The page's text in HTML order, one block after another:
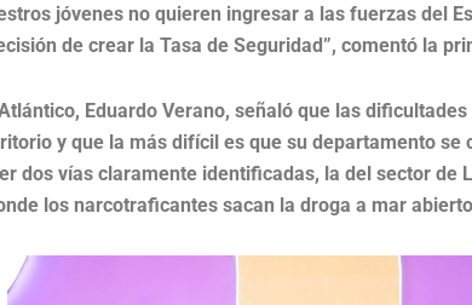
jóvenes no quieren ingresar a las fuerzas del
de crear la Tasa de Seguridad”, comentó la
Eduardo Verano, señaló que las
y que la más difícil es que su departamento se
dos vías claramente identificadas, la del sector de
los narcotraficantes sacan la droga a mar